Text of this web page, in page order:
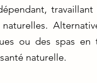
ou des spas
naturelle.